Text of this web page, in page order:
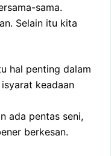
sama.
Selain itu kita
hal penting dalam
keadaan
ada pentas seni,
berkesan.